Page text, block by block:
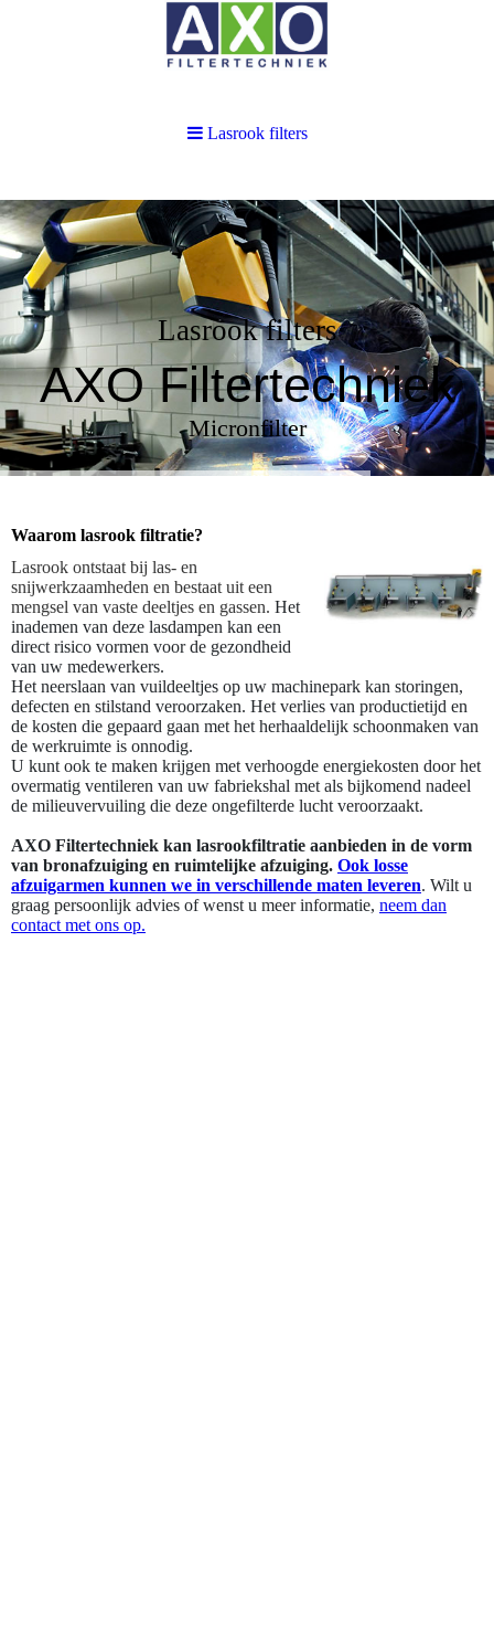
Lasrook filters
AXO Filtertechniek
Micronfilter
Waarom lasrook filtratie?
Lasrook ontstaat bij las- en
snijwerkzaamheden en bestaat uit een
mengsel van vaste deeltjes en gassen. Het
inademen van deze lasdampen kan een
direct risico vormen voor de gezondheid
van uw medewerkers.
Het neerslaan van vuildeeltjes op uw machinepark kan storingen,
defecten en stilstand veroorzaken. Het verlies van productietijd en
de kosten die gepaard gaan met het herhaaldelijk schoonmaken van
de werkruimte is onnodig.
U kunt ook te maken krijgen met verhoogde energiekosten door het
overmatig ventileren van uw fabriekshal met als bijkomend nadeel
de milieuvervuiling die deze ongefilterde lucht veroorzaakt.
AXO Filtertechniek kan lasrookfiltratie aanbieden in de vorm
van bronafzuiging en ruimtelijke afzuiging. Ook losse
afzuigarmen kunnen we in verschillende maten leveren. Wilt u
graag persoonlijk advies of wenst u meer informatie, neem dan
contact met ons op.
Lasrook filters